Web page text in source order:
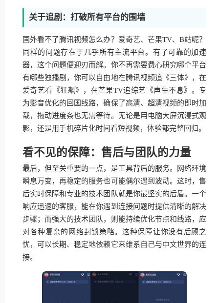
关于追剧：打破所有平台的围墙
国外看不了腾讯视频怎么办？爱奇艺、芒果TV、B站呢？
同样的问题存在于几乎所有主流平台。有了可靠的加速
器，这个问题便迎刃而解。你不再需要费心研究哪个平台
有哪些独播剧，你可以自由地在腾讯视频追《三体》，在
爱奇艺看《狂飙》，在芒果TV追综艺《声生不息》。专
为影音优化的回国线路，确保了高清、超清视频的即时加
载，拖动进度条也无需等待。无论是用电脑大屏沉浸式观
影，还是用手机碎片化时间看短视频，体验都完整回归。
看不见的保障：售后与团队的力量
最后，但至关重要的一点，是工具背后的服务。网络环境
瞬息万变，再稳定的服务也可能偶尔遇到波动。这时，售
后实时保障和专业的技术团队就是你最坚实的后盾。一个
响应迅速的客服，能在你遇到连接问题时提供清晰的解决
步骤；而强大的技术团队，则能持续优化节点和线路，应
对各种复杂的网络封锁策略。这种保障让你没有后顾之
忧，可以长期、稳定地依赖它来维系自己与中文世界的连
接。